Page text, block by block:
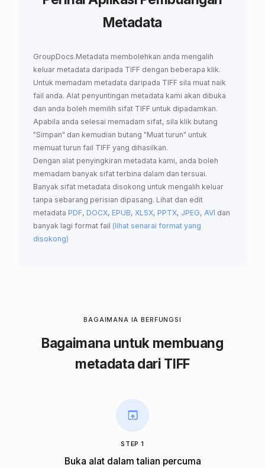
Metadata
GroupDocs.Metadata membolehkan anda mengalih
keluar metadata daripada TIFF dengan beberapa klik.
Untuk memadam metadata daripada TIFF sila muat naik
fail anda. Alat penyuntingan metadata kami akan dibuka
dan anda boleh memilih sifat TIFF untuk dipadamkan.
Apabila anda selesai memadam sifat, sila klik butang
"Simpan" dan kemudian butang "Muat turun" untuk
memuat turun fail TIFF yang dihasilkan.
Dengan alat penyingkiran metadata kami, anda boleh
memadam banyak sifat terbina dalam dan tersuai.
Banyak sifat metadata disokong untuk mengalih keluar
tanpa sebarang perisian dipasang. Lihat dan edit
metadata PDF, DOCX, EPUB, XLSX, PPTX, JPEG, AVI dan
banyak lagi format fail (lihat senarai format yang
disokong)
BAGAIMANA IA BERFUNGSI
Bagaimana untuk membuang
metadata dari TIFF
STEP 1
Buka alat dalam talian percuma